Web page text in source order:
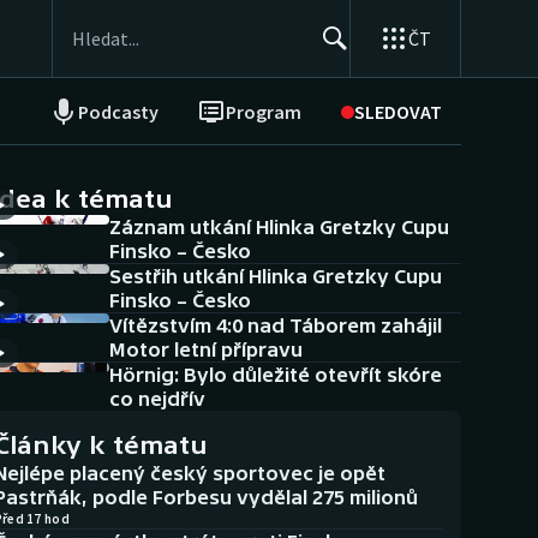
ČT
Podcasty Program SLEDOVAT
NEPŘEHLÉDNĚTE
Historické návraty
Aplikace ČT sport
AZ kvíz
k tématu
Záznam utkání Hlinka Gretzky Cupu
Finsko – Česko
Sestřih utkání Hlinka Gretzky Cupu
Finsko – Česko
Vítězstvím 4:0 nad Táborem zahájil
Motor letní přípravu
Hörnig: Bylo důležité otevřít skóre
co nejdřív
k tématu
placený český sportovec je opět
podle Forbesu vydělal 275 milionů
17 hod